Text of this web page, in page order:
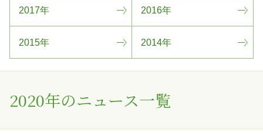
2017年 2016年
2015年 2014年
2020年のニュース一覧